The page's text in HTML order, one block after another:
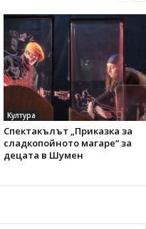
Култура
Спектакълът „Приказка за
сладкопойното магаре“ за
децата в Шумен